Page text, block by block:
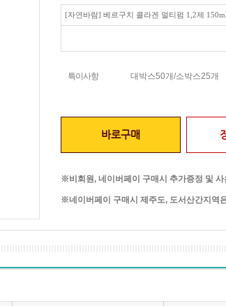
[자연바람] 베르구치 콜라겐 멀티펌 1,2제 150ml
특이사항 대박스50개/소박스25개
바로구매
※비회원, 네이버페이 구매시 추가증정 및
※네이버페이 구매시 제주도, 도서산간지역